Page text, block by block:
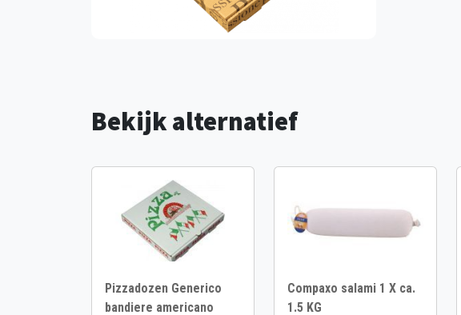
Bekijk alternatief
Pizzadozen Generico
bandiere americano
Compaxo salami 1 X ca.
1.5 KG